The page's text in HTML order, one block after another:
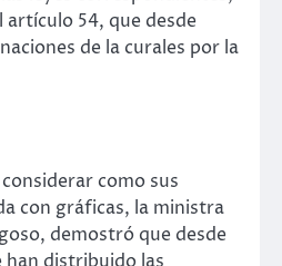
54, que desde
de la curales por la
como sus
con gráficas, la ministra
demostró que desde